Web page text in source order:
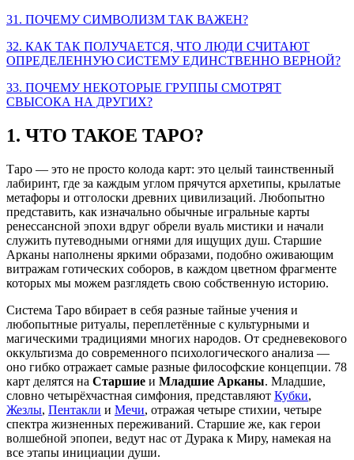
31. ПОЧЕМУ СИМВОЛИЗМ ТАК ВАЖЕН?
32. КАК ТАК ПОЛУЧАЕТСЯ, ЧТО ЛЮДИ СЧИТАЮТ
ОПРЕДЕЛЕННУЮ СИСТЕМУ ЕДИНСТВЕННО ВЕРНОЙ?
33. ПОЧЕМУ НЕКОТОРЫЕ ГРУППЫ СМОТРЯТ
СВЫСОКА НА ДРУГИХ?
1. ЧТО ТАКОЕ ТАРО?
Таро — это не просто колода карт: это целый таинственный
лабиринт, где за каждым углом прячутся архетипы, крылатые
метафоры и отголоски древних цивилизаций. Любопытно
представить, как изначально обычные игральные карты
ренессансной эпохи вдруг обрели вуаль мистики и начали
служить путеводными огнями для ищущих душ. Старшие
Арканы наполнены яркими образами, подобно оживающим
витражам готических соборов, в каждом цветном фрагменте
которых мы можем разглядеть свою собственную историю.
Система Таро вбирает в себя разные тайные учения и
любопытные ритуалы, переплетённые с культурными и
магическими традициями многих народов. От средневекового
оккультизма до современного психологического анализа —
оно гибко отражает самые разные философские концепции. 78
карт делятся на Старшие и Младшие Арканы. Младшие,
словно четырёхчастная симфония, представляют Кубки,
Жезлы, Пентакли и Мечи, отражая четыре стихии, четыре
спектра жизненных переживаний. Старшие же, как герои
волшебной эпопеи, ведут нас от Дурака к Миру, намекая на
все этапы инициации души.